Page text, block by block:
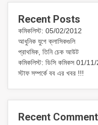
Recent Posts
কমিকলিস্ট: 05/02/2012
আধুনিক যুগে ক্লাসিকগুলি
প্রাথমিক, তিনি চেক আউট
কমিকলিস্ট: ডিসি কমিকস 01/
স্টাফ সম্পর্কে বব এর খবর !!!
Recent